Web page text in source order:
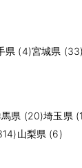
県 (4)宮城県 (33)
馬県 (20)埼玉県
山梨県 (6)